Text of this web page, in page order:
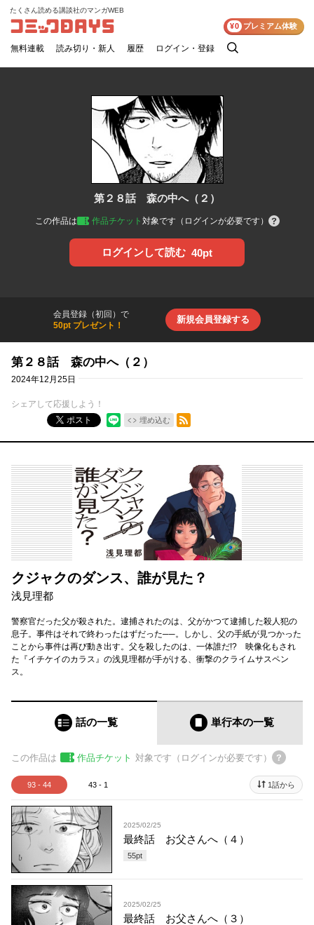
コミックDAYS
たくさん読める講談社のマンガWEB
無料連載 読み切り・新人 履歴 ログイン・登録
検
¥0 プレミアム体験
第２８話 森の中へ（２）
この作品は 作品チケット 対象です（ログインが必要です）
ログインして読む 40pt
会員登録（初回）で
50pt プレゼント！
新規会員登録する
第２８話 森の中へ（２）
2024年12月25日
シェアして応援しよう！
ポスト
埋め込む
RSSフィード
クジャクのダンス、誰が見た？
浅見理都
警察官だった父が殺された。逮捕されたのは、父がかつて逮捕した殺人犯の
息子。事件はそれで終わったはずだった──。しかし、父の手紙が見つかった
ことから事件は再び動き出す。父を殺したのは、一体誰だ!? 映像化もされ
た『イチケイのカラス』の浅見理都が手がける、衝撃のクライムサスペン
ス。
話の一覧 単行本の一覧
この作品は 作品チケット 対象です（ログインが必要です）
93 - 44 43 - 1 1話から
2025/02/25
最終話 お父さんへ（４）
55pt
2025/02/25
最終話 お父さんへ（３）